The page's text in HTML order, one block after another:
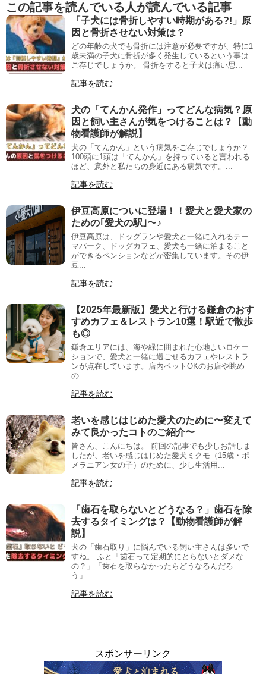
この記事を読んでいる人が読んでいる記事
「子犬には骨折しやすい時期がある?!」原
因と骨折させない対策は？
どの年齢の犬でも骨折には注意が必要ですが、特に1
歳未満の子犬に骨折が多く発生しているという事は
ご存じでしょうか。 骨折をすると子犬は痛い思...
記事を読む
犬の「てんかん発作」ってどんな病気？原
因と飼い主さんが気をつけることは？【動
物看護師が解説】
犬の「てんかん」という病気をご存じでしょうか？
100頭に1頭は「てんかん」を持っていると言われる
ほど、意外と私たちの身近にある病気です。...
記事を読む
伊豆高原についに登場！！愛犬と愛犬家の
ための｢愛犬の駅｣～♪
伊豆高原は、ドッグランや愛犬と一緒に入れるテー
マパーク、ドッグカフェ、愛犬も一緒に泊まること
ができるペンションなどが密集しています。その伊
豆...
記事を読む
【2025年最新版】愛犬と行ける鎌倉のおす
すめカフェ＆レストラン10選！駅近で散歩
も◎
鎌倉エリアには、海や緑に囲まれた心地よいロケー
ションで、愛犬と一緒に過ごせるカフェやレストラ
ンが点在しています。店内ペットOKのお店や眺め
の...
記事を読む
老いを感じはじめた愛犬のために〜変えて
みて良かったコトのご紹介〜
皆さん、こんにちは。 前回の記事でも少しお話しま
したが、老いを感じはじめた愛犬ミクモ（15歳・ポ
メラニアン女の子）のために、少し生活用...
記事を読む
「歯石を取らないとどうなる？」歯石を除
去するタイミングは？【動物看護師が解
説】
犬の「歯石取り」に悩んでいる飼い主さんは多いで
すね。 ふと「歯石って定期的にとらないとダメな
の？」「歯石を取らなかったらどうなるんだろ
う」...
記事を読む
スポンサーリンク